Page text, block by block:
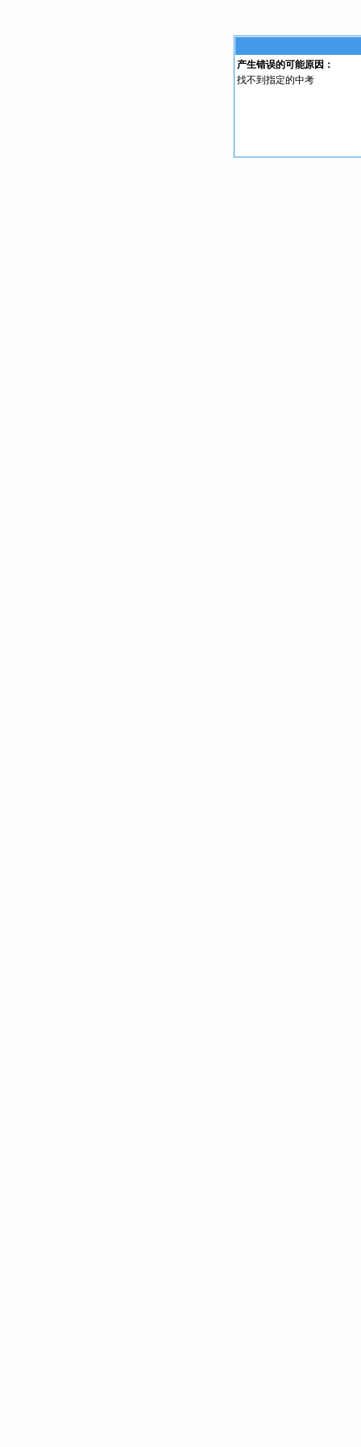
产生错误的可能原因：
找不到指定的中考